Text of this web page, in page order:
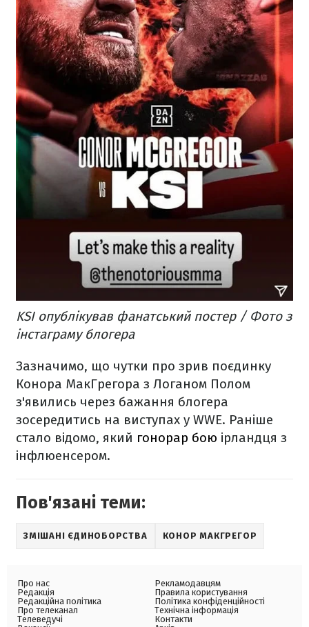
KSI опублікував фанатський постер / Фото з
інстаграму блогера
Зазначимо, що чутки про зрив поєдинку
Конора МакГрегора з Логаном Полом
з'явились через бажання блогера
зосередитись на виступах у WWE. Раніше
стало відомо, який гонорар бою ірландця з
інфлюенсером.
Пов'язані теми:
ЗМІШАНІ ЄДИНОБОРСТВА КОНОР МАКГРЕГОР
Про нас
Редакція
Редакційна політика
Про телеканал
Телеведучі
Рекламодавцям
Правила користування
Політика конфіденційності
Технічна інформація
Контакти